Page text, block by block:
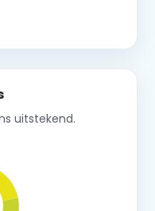
uitstekend.